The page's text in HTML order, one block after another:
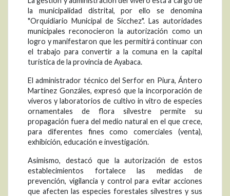
la municipalidad distrital, por ello se denomina
"Orquidiario Municipal de Sicchez". Las autoridades
municipales reconocieron la autorización como un
logro y manifestaron que les permitirá continuar con
el trabajo para convertir a la comuna en la capital
turística de la provincia de Ayabaca.
El administrador técnico del Serfor en Piura, Ántero
Martínez Gonzáles, expresó que la incorporación de
viveros y laboratorios de cultivo in vitro de especies
ornamentales de flora silvestre permite su
propagación fuera del medio natural en el que crece,
para diferentes fines como comerciales (venta),
exhibición, educación e investigación.
Asimismo, destacó que la autorización de estos
establecimientos fortalece las medidas de
prevención, vigilancia y control para evitar acciones
que afecten las especies forestales silvestres y sus